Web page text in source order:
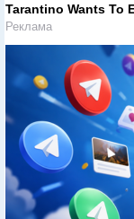
Tarantino Wants To
Реклама